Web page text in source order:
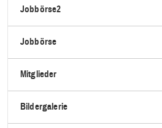
Jobbörse2
Jobbörse
Mitglieder
Bildergalerie